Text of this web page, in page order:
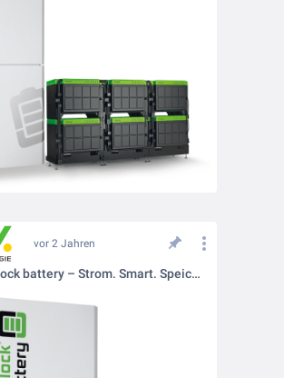
vor 2 Jahren
smartblock battery – Strom. Smart. Speichern.